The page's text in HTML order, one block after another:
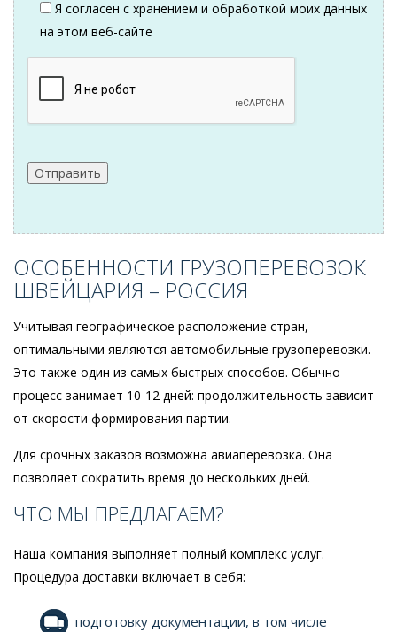
Я согласен с хранением и обработкой моих данных
на этом веб-сайте
ОСОБЕННОСТИ ГРУЗОПЕРЕВОЗОК
ШВЕЙЦАРИЯ – РОССИЯ
Учитывая географическое расположение стран,
оптимальными являются автомобильные грузоперевозки.
Это также один из самых быстрых способов. Обычно
процесс занимает 10-12 дней: продолжительность зависит
от скорости формирования партии.
Для срочных заказов возможна авиаперевозка. Она
позволяет сократить время до нескольких дней.
ЧТО МЫ ПРЕДЛАГАЕМ?
Наша компания выполняет полный комплекс услуг.
Процедура доставки включает в себя:
подготовку документации, в том числе